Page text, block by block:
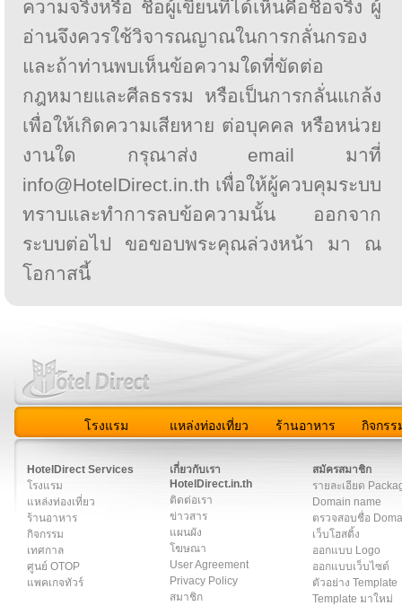
ความจริงหรือ ชื่อผู้เขียนที่ได้เห็นคือชื่อจริง ผู้
อ่านจึงควรใช้วิจารณญาณในการกลั่นกรอง
และถ้าท่านพบเห็นข้อความใดที่ขัดต่อ
กฎหมายและศีลธรรม หรือเป็นการกลั่นแกล้ง
เพื่อให้เกิดความเสียหาย ต่อบุคคล หรือหน่วย
งานใด กรุณาส่ง email มาที่
info@HotelDirect.in.th เพื่อให้ผู้ควบคุมระบบ
ทราบและทำการลบข้อความนั้น ออกจาก
ระบบต่อไป ขอขอบพระคุณล่วงหน้า มา ณ
โอกาสนี้
โรงแรม แหล่งท่องเที่ยว ร้านอาหาร กิจกรร
HotelDirect Services
โรงแรม
แหล่งท่องเที่ยว
ร้านอาหาร
กิจกรรม
เทศกาล
ศูนย์ OTOP
แพคเกจทัวร์
เกี่ยวกับเรา
HotelDirect.in.th
ติดต่อเรา
ข่าวสาร
แผนผัง
โฆษณา
User Agreement
Privacy Policy
สมาชิก
สมัครสมาชิก
รายละเอียด
Domain name
ตรวจสอบชื่อ
เว็บโฮสติ้ง
ออกแบบ Logo
ออกแบบเว็บไซต์
ตัวอย่าง Template
Template มาใหม่